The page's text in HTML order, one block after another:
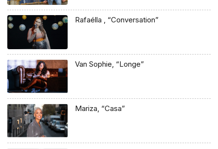
Rafaélla , “Conversation”
Van Sophie, “Longe”
Mariza, “Casa”